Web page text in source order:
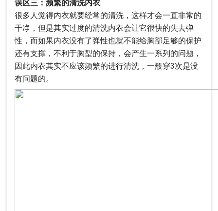
误区三：频繁的清洗内衣
很多人觉得内衣就要经常的清洗，这样才会一直非常的
干净，但是其实过度的清洗内衣会让它很快的失去弹
性，而如果内衣没有了弹性也就不能给胸部足够的保护
还有支撑，不利于胸型的保持，会产生一系列的问题，
因此内衣其实不应该频繁的进行清洗，一般穿3次是没
有问题的。